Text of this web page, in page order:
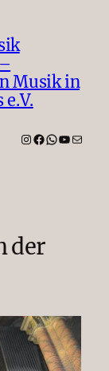
Musik in
e.V.
Instagram
Facebook
WhatsApp
E-Mail
der